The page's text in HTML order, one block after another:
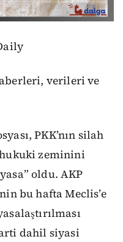
verileri ve
PKK’nın silah
zeminini
oldu. AKP
bu hafta Meclis’e
dahil siyasi